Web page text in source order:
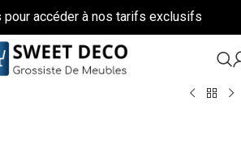
accéder à nos tarifs exclusifs